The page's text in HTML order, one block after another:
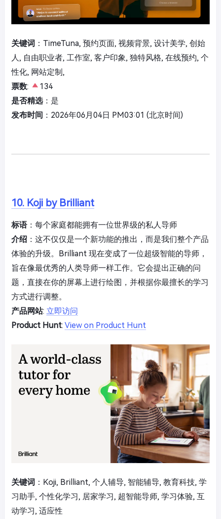
关键词 ：TimeTuna, 预约页面, 视频背景, 设计美学, 创始
人, 自由职业者, 工作室, 客户印象, 独特风格, 在线预约, 个
性化, 网站定制,
票数:
134
是否精选：是
发布时间 ：2026年06月04日 PM03:01 (北京时间)
10. Koji by Brilliant
标语：每个家庭都能拥有一位世界级的私人导师
介绍 ：这不仅仅是一个新功能的推出，而是我们整个产品
体验的升级。Brilliant 现在变成了一位超级智能的导师，
旨在像最优秀的人类导师一样工作。它会提出正确的问
题，直接在你的屏幕上进行绘图，并根据你最擅长的学习
方式进行调整。
产品网站: 立即访问
Product Hunt: View on Product Hunt
关键词 ：Koji, Brilliant, 个人辅导, 智能辅导, 教育科技, 学
习助手, 个性化学习, 居家学习, 超智能导师, 学习体验, 互
动学习, 适应性